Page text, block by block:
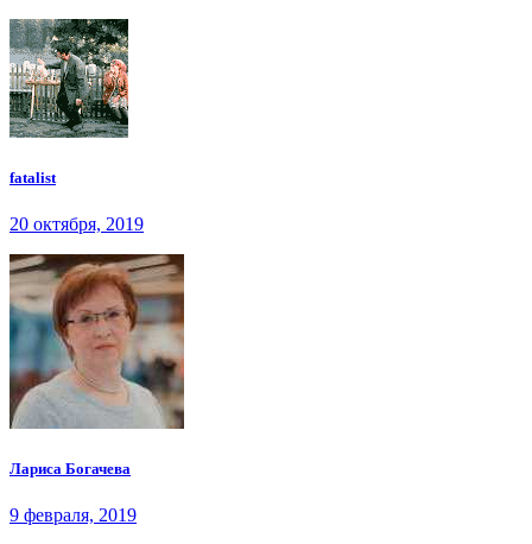
fatalist
20 октября, 2019
Лариса Богачева
9 февраля, 2019